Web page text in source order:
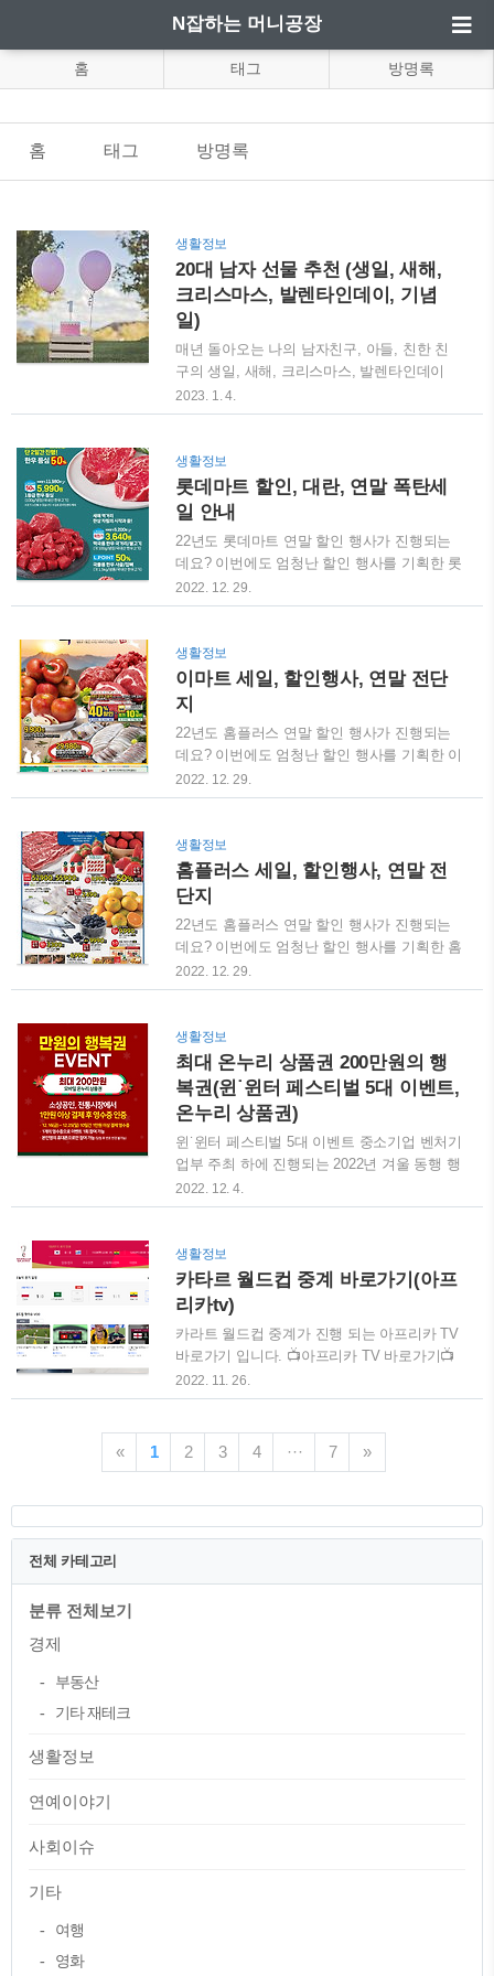
N잡하는 머니공장
홈 태그 방명록
홈 태그 방명록
생활정보
20대 남자 선물 추천 (생일, 새해,
크리스마스, 발렌타인데이, 기념
일)
매년 돌아오는 나의 남자친구, 아들, 친한 친
구의 생일, 새해, 크리스마스, 발렌타인데이
등 각종 기념일에 무슨 선물을 할지 고민 많으
시지 않으셨나요? 선물을 해주시는 분들이 주
떤 선물을 받으면 기뻐할지 고민이 깊어지는
것은 당연하다고 생각합니다. 그 고민 오늘 팍
팍! 해결해드리겠습니다. 저의 경험과 주변 남
자인 친구들의 수많은 증언을 토대로 성공할
수 밖에 없는 선물 리스트를 소개해드리도록
하겠습니다~! 1. 스마트워치, 손목시계 남자들
의 패션에서 빠질 수 없는 것은 시계입니다.
의 애플와치나 갤럭시와치도 매우 잘나와서
일상용 시계로도 많이 활용하고 있습니다. 스
마트 워치와 ..
2023. 1. 4.
생활정보
롯데마트 할인, 대란, 연말 폭탄세
일 안내
22년도 롯데마트 연말 할인 행사가 진행되는
데요? 이번에도 엄청난 할인 행사를 기획한 롯
데마트 상품들을 봐볼까요?! 각각의 행사 날짜
를 꼭 확인해주시기바랍니다. 롯데마트 할인
할인행사, 연말 전단지 홈플러스 세일, 할인행
사, 연말 전단지 22년도 홈플러스 연말 할인
행사가 진행되는데요? 이번에도 엄청난 할인
행사를 기획한 홈프러스 상품들을 봐볼까요?!
연말이라서 그런지 반값 하나더 데이, 라스트
앵콜 등 혼재되어 있는데요 eclipse1004.com
최대 온누리 상품권 200만원의 행복권(윈˙윈
주최 하에 진행되는 2022년 겨울 동행 행사로
'윈 윈터 페스티벌'이 진행이..
2022. 12. 29.
생활정보
이마트 세일, 할인행사, 연말 전단
지
22년도 홈플러스 연말 할인 행사가 진행되는
데요? 이번에도 엄청난 할인 행사를 기획한 이
마트 상품들을 봐볼까요?! 연말이라서 그런지
반값 하나더 데이, 라스트앵콜 등 혼재되어 있
바랍니다^^ 새해 복 많이 받으세요 : 12월 1일
~ 1월 11일 함께보면 좋은 글 홈플러스 세일,
할인행사, 연말 전단지 홈플러스 세일, 할인행
사, 연말 전단지 22년도 홈플러스 연말 할인
행사가 진행되는데요? 이번에도 엄청난 할인
행사를 기획한 홈프러스 상품들을 봐볼까요?!
연말이라서 그런지 반값 하나더 데이, 라스트
터 페스티벌 5대 이벤트, 온누리 상품권) 윈˙윈
터 페스티벌 5대 이벤..
2022. 12. 29.
생활정보
홈플러스 세일, 할인행사, 연말 전
단지
22년도 홈플러스 연말 할인 행사가 진행되는
데요? 이번에도 엄청난 할인 행사를 기획한 홈
프러스 상품들을 봐볼까요?! 연말이라서 그런
지 반값 하나더 데이, 라스트앵콜 등 혼재되어
기바랍니다^^ 라스트앵콜 : 12월 29일 ~ 1월 1
일 반갑 하나 더 데이 : 12월 30일 ~ 1월 1일
함께보면 좋은 글 최대 온누리 상품권 200만
원의 행복권(윈˙윈터 페스티벌 5대 이벤트, 온
누리 상품권) 윈˙윈터 페스티벌 5대 이벤트 중
소기업 벤처기업부 주최 하에 진행되는 2022
년 겨울 동행 행사로 '윈 윈터 페스티벌'이 진
행이 됩니다. 행사 기간은 2022년 12월 16일
부터 크리스마스날인 12월 25일
2022. 12. 29.
생활정보
최대 온누리 상품권 200만원의 행
복권(윈˙윈터 페스티벌 5대 이벤트,
온누리 상품권)
윈˙윈터 페스티벌 5대 이벤트 중소기업 벤처기
업부 주최 하에 진행되는 2022년 겨울 동행 행
사로 '윈 윈터 페스티벌'이 진행이 됩니다. 행
사 기간은 2022년 12월 16일부터 크리스마스
해당 행사 중에서 5가지 이벤트가 진행되는데
그 이름이 '윈˙윈터 페스티벌 5대 이벤트'입니
다. 만원의 행복권, 경험형 마켓, 봉사활동 및
재능기부, 소상공인 할인행사, 중고품 나눔행
사로 이루어져 있는데 각 이벤트별로 어떻게
진행되는지 보시겠습니다. 만원의 행복권 모
바일 온누리 상품권 최대 200만원을 받으실
름에 한 번 실시했던 이벤트라 많은 분들이 알
고 계실 텐데요. 이벤트 참여는 간단합니다. 1.
소상공인, 전통시장에서..
2022. 12. 4.
생활정보
카타르 월드컵 중계 바로가기(아프
리카tv)
카라트 월드컵 중계가 진행 되는 아프리카 TV
바로가기 입니다. 📺아프리카 TV 바로가기📺
카타르 월드컵 참가 국가 대한민국, 가나, 포
르투갈, 우루과이, 미국, 잉글랜드, 폴란드, 사
덴마크, 아르헨티나, 멕시코, 일본, 코스타리
네덜란드, 에콰도르, 세네갈, 웨일스, 이란
2022. 11. 26.
« 1 2 3 4 ··· 7 »
전체 카테고리
분류 전체보기
경제
부동산
기타 재테크
생활정보
연예이야기
사회이슈
기타
여행
영화